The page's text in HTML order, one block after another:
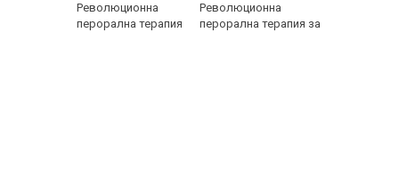
Революционна
перорална терапия за